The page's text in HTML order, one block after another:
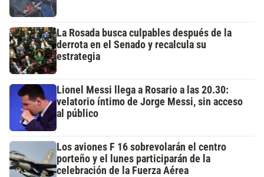
La Rosada busca culpables después de la
derrota en el Senado y recalcula su
estrategia
Lionel Messi llega a Rosario a las 20.30:
velatorio íntimo de Jorge Messi, sin acceso
al público
Los aviones F 16 sobrevolarán el centro
porteño y el lunes participarán de la
celebración de la Fuerza Aérea